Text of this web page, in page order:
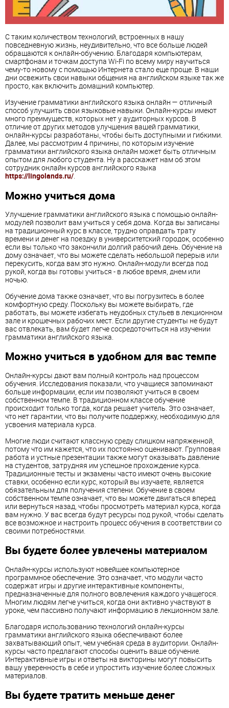
С таким количеством технологий, встроенных в нашу
повседневную жизнь, неудивительно, что все больше людей
обращаются к онлайн-обучению. Благодаря компьютерам,
смартфонам и точкам доступа Wi-Fi по всему миру научиться
чему-то новому с помощью Интернета стало еще проще. В наши
дни освежить свои навыки общения на английском языке так же
просто, как включить домашний компьютер.
Изучение грамматики английского языка онлайн — отличный
способ улучшить свои языковые навыки. Онлайн-курсы имеют
много преимуществ, которых нет у аудиторных курсов. В
отличие от других методов улучшения вашей грамматики,
онлайн-курсы разработаны, чтобы быть доступными и гибкими.
Далее, мы рассмотрим 4 причины, по которым изучение
грамматики английского языка онлайн может быть отличным
опытом для любого студента. Ну а расскажет нам об этом
сотрудник онлайн курсов английского языка
https://lingolands.ru/.
Можно учиться дома
Улучшение грамматики английского языка с помощью онлайн-
модулей позволит вам учиться у себя дома. Когда вы записаны
на традиционный курс в классе, трудно оправдать трату
времени и денег на поездку в университетский городок, особенно
если вы только что закончили долгий рабочий день. Обучение на
дому означает, что вы можете сделать небольшой перерыв или
перекусить, когда вам это нужно. Онлайн-модули всегда под
рукой, когда вы готовы учиться - в любое время, днем или
ночью.
Обучение дома также означает, что вы погрузитесь в более
комфортную среду. Поскольку вы можете выбирать, где
работать, вы можете избегать неудобных стульев в лекционном
зале и крошечных рабочих мест. Если другие студенты не будут
вас отвлекать, вам будет легче сосредоточиться на изучении
грамматики английского языка.
Можно учиться в удобном для вас темпе
Онлайн-курсы дают вам полный контроль над процессом
обучения. Исследования показали, что учащиеся запоминают
больше информации, если им позволяют учиться в своем
собственном темпе. В традиционном классе обучение
происходит только тогда, когда решает учитель. Это означает,
что нет гарантии, что вы получите поддержку, необходимую для
усвоения материала курса.
Многие люди считают классную среду слишком напряженной,
потому что им кажется, что их постоянно оценивают. Групповая
работа и устные презентации также могут оказывать давление
на студентов, затрудняя им успешное прохождение курса.
Традиционные тесты и экзамены часто имеют очень высокие
ставки, особенно если курс, который вы изучаете, является
обязательным для получения степени. Обучение в своем
собственном темпе означает, что вы можете двигаться вперед
или вернуться назад, чтобы просмотреть материал курса, когда
вам нужно. У вас всегда будут ресурсы под рукой, чтобы сделать
все возможное и настроить процесс обучения в соответствии со
своими потребностями.
Вы будете более увлечены материалом
Онлайн-курсы используют новейшее компьютерное
программное обеспечение. Это означает, что модули часто
содержат игры и другие интерактивные компоненты,
предназначенные для полного вовлечения каждого учащегося.
Многим людям легче учиться, когда они активно участвуют в
уроке, чем пассивно получают информацию в лекционном зале.
Благодаря использованию технологий онлайн-курсы
грамматики английского языка обеспечивают более
захватывающий опыт, чем учебная среда в аудитории. Онлайн-
курсы часто предлагают способы оценить ваше обучение.
Интерактивные игры и ответы на викторины могут повысить
вашу уверенность в себе и упростить изучение более сложных
материалов.
Вы будете тратить меньше денег